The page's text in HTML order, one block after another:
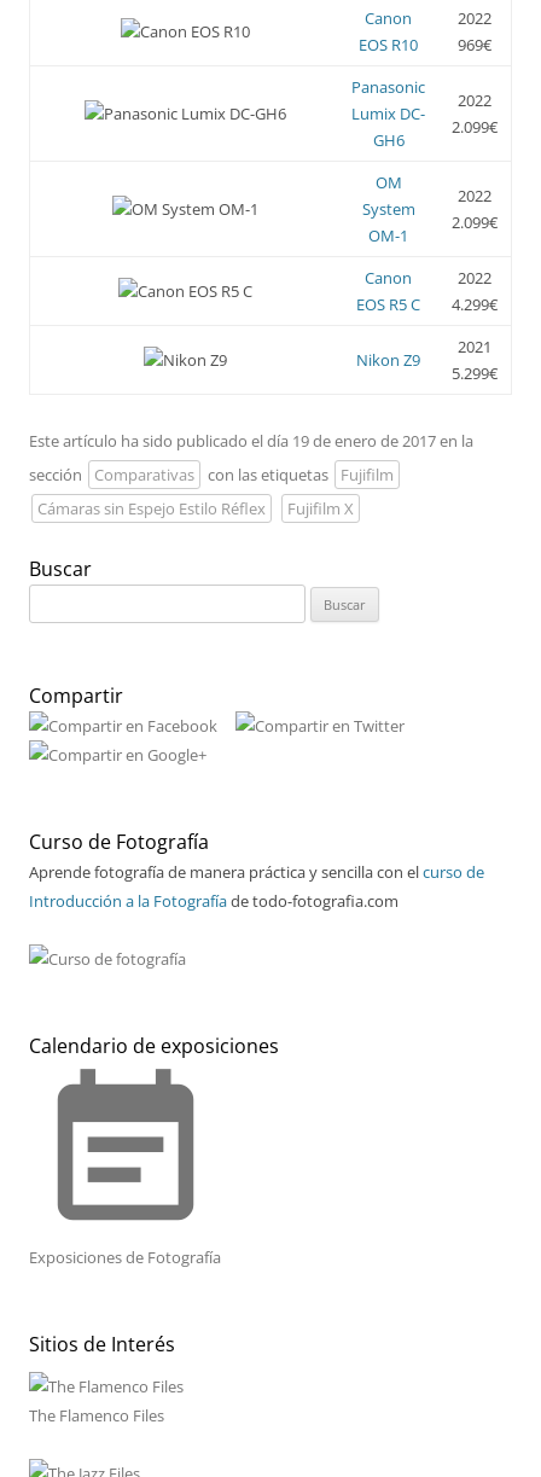
Canon
EOS R10
2022
969€
Panasonic
Lumix DC-
GH6
2022
2.099€
OM
System
OM-1
2022
2.099€
Canon
EOS R5 C
2022
4.299€
Nikon Z9
2021
5.299€
Este artículo ha sido publicado el día 19 de enero de 2017 en la
sección
Comparativas con las etiquetas
Fujifilm
Cámaras sin Espejo Estilo Réflex
Fujifilm X
Buscar
Compartir
Curso de Fotografía
Aprende fotografía de manera práctica y sencilla con elcurso de
Introducción a la Fotografíade todo-fotografia.com
Calendario de exposiciones
event_note
Exposiciones de Fotografía
Sitios de Interés
The Flamenco Files